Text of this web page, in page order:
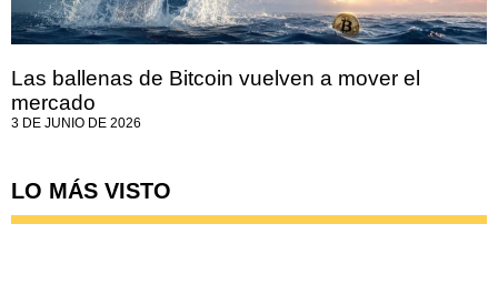
Las ballenas de Bitcoin vuelven a mover el
mercado
3 DE JUNIO DE 2026
LO MÁS VISTO